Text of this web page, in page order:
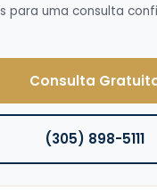
para uma consulta
Consulta
(305) 898-5111